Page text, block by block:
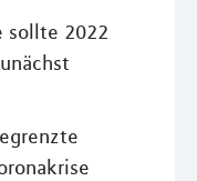
sollte 2022